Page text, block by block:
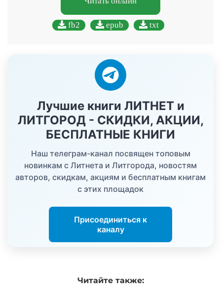
fb2 epub txt
Лучшие книги ЛИТНЕТ и
ЛИТГОРОД - СКИДКИ, АКЦИИ,
БЕСПЛАТНЫЕ КНИГИ
Наш телеграм-канал посвящен топовым
новинкам с Литнета и Литгорода, новостям
авторов, скидкам, акциям и бесплатным книгам
с этих площадок
Присоединиться к
каналу
Читайтетакже: